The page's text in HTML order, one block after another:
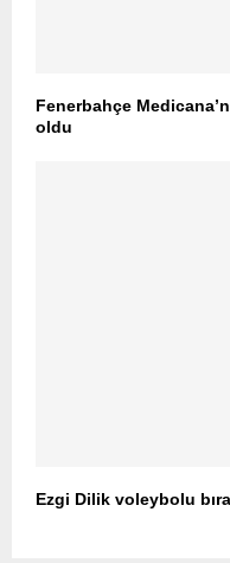
Fenerbahçe
oldu
Ezgi Dilik voleybolu